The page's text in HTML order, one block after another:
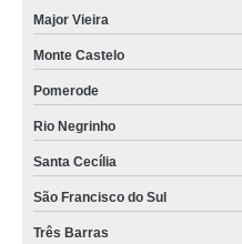
Major Vieira
Monte Castelo
Pomerode
Rio Negrinho
Santa Cecília
São Francisco do Sul
Três Barras